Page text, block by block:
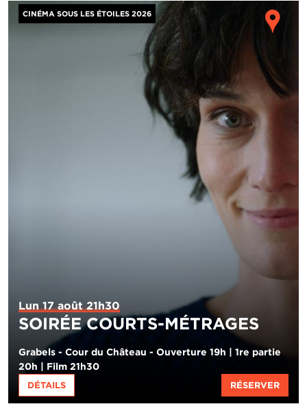
Image
CINÉMA SOUS LES ÉTOILES 2026
Lun 17 août 21h30
SOIRÉE COURTS-MÉTRAGES
Grabels - Cour du Château - Ouverture 19h | 1re partie
20h | Film 21h30
DÉTAILS RÉSERVER